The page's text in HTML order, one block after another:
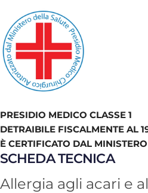
PRESIDIO MEDICO CLASSE 1
DETRAIBILE FISCALMENTE AL
È CERTIFICATO DAL
SCHEDA TECNICA
Allergia agli acari e